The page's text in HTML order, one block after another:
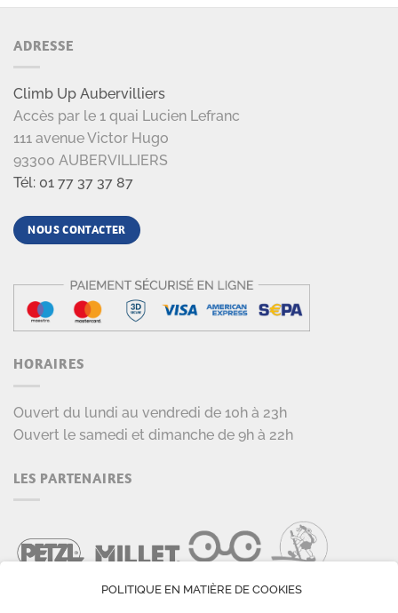
ADRESSE
Climb Up Aubervilliers
Accès par le 1 quai Lucien Lefranc
111 avenue Victor Hugo
93300 AUBERVILLIERS
Tél: 01 77 37 37 87
NOUS CONTACTER
HORAIRES
Ouvert du lundi au vendredi de 10h à 23h
Ouvert le samedi et dimanche de 9h à 22h
LES PARTENAIRES
POLITIQUE EN MATIÈRE DE COOKIES